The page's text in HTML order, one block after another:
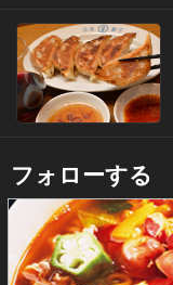
フォローする